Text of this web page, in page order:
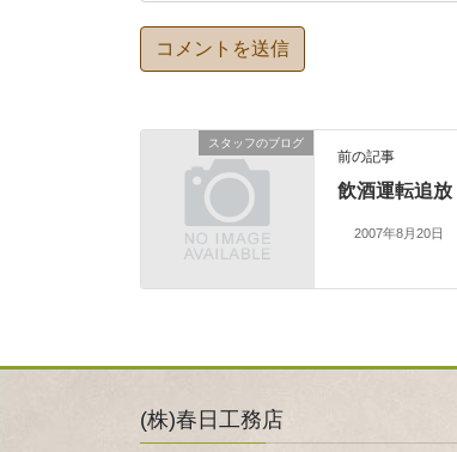
スタッフのブログ
前の記事
飲酒運転追放
2007年8月20日
(株)春日工務店